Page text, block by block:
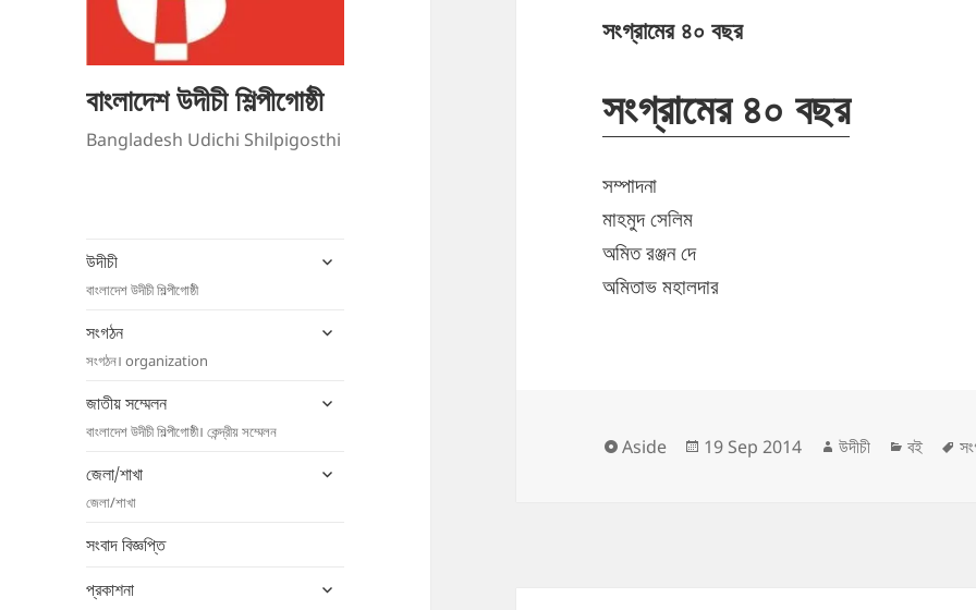
বাংলাদেশ উদীচী শিল্পীগোষ্ঠী
Bangladesh Udichi Shilpigosthi
উদীচী
বাংলাদেশ উদীচী শিল্পীগোষ্ঠী
expand
সংগঠন
সংগঠন। organization
expand
জাতীয় সম্মেলন
বাংলাদেশ উদীচী শিল্পীগোষ্ঠী। কেন্দ্রীয় সম্মেলন
expand
জেলা/শাখা
জেলা/শাখা
expand
সংবাদ বিজ্ঞপ্তি
প্রকাশনা
expand
সংগ্রামের ৪০ বছর
সংগ্রামের ৪০ বছর
সম্পাদনা
মাহমুদ সেলিম
অমিত রঞ্জন দে
অমিতাভ মহালদার
Format
Aside
Posted
19 Sep 2014 Author
উদীচী বই